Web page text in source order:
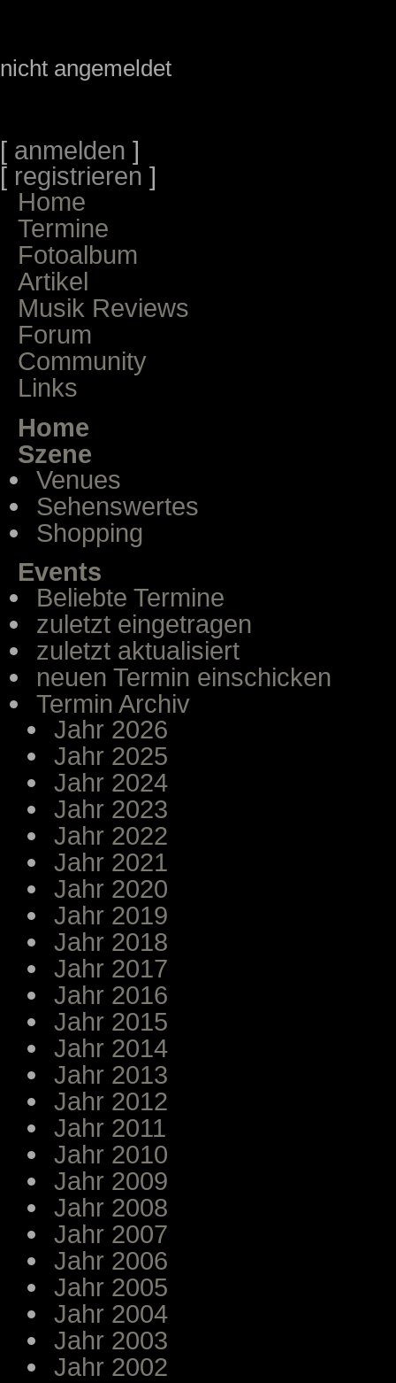
nicht angemeldet
[ anmelden ]
[ registrieren ]
Home
Termine
Fotoalbum
Artikel
Musik Reviews
Forum
Community
Links
Home
Szene
Venues
Sehenswertes
Shopping
Events
Beliebte Termine
zuletzt eingetragen
zuletzt aktualisiert
neuen Termin einschicken
Termin Archiv
Jahr 2026
Jahr 2025
Jahr 2024
Jahr 2023
Jahr 2022
Jahr 2021
Jahr 2020
Jahr 2019
Jahr 2018
Jahr 2017
Jahr 2016
Jahr 2015
Jahr 2014
Jahr 2013
Jahr 2012
Jahr 2011
Jahr 2010
Jahr 2009
Jahr 2008
Jahr 2007
Jahr 2006
Jahr 2005
Jahr 2004
Jahr 2003
Jahr 2002